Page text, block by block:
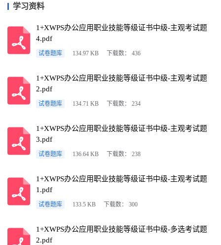
学习资料
1+XWPS办公应用职业技能等级证书中级-主观考试题
4.pdf
试卷题库 134.97 KB 下载数： 436
1+XWPS办公应用职业技能等级证书中级-主观考试题
2.pdf
试卷题库 134.71 KB 下载数： 234
1+XWPS办公应用职业技能等级证书中级-主观考试题
3.pdf
试卷题库 136.64 KB 下载数： 238
1+XWPS办公应用职业技能等级证书中级-主观考试题
1.pdf
试卷题库 133.5 KB 下载数： 300
1+XWPS办公应用职业技能等级证书中级-多选考试题
2.pdf